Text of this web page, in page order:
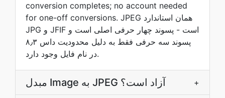
conversion completes; no account needed
for one-off conversions. JPEG همان استاندارد
JPG و JFIF است - پسوند چهار حرفی اصلی است و
پسوند سه حرفی فقط به دلیل محدودیت داس ۸٫۳
در نام فایل وجود دارد.
مبدل Image به JPEG آزاد است؟ +